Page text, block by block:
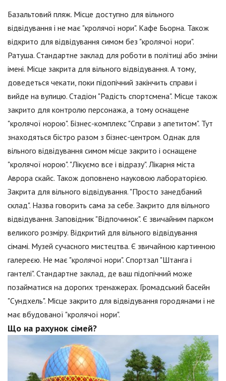
Базальтовий пляж. Місце доступно для вільного
відвідування і не має "кролячої нори". Кафе Бьорна. Також
відкрито для відвідування симом без "кролячої нори".
Ратуша. Стандартне заклад для роботи в політиці або зміни
імені. Місце закрита для вільного відвідування. А тому,
доведеться чекати, поки підопічний закінчить справи і
вийде на вулицю. Стадіон "Радість спортсмена". Місце також
закрито для контролю персонажа, а тому оснащене
"кролячої норою". Бізнес-комплекс "Справи з апетитом". Тут
знаходяться бістро разом з бізнес-центром. Однак для
вільного відвідування симом місце закрито і оснащене
"кролячої норою". "Лікуємо все і відразу". Лікарня міста
Аврора скайс. Також доповнено науковою лабораторією.
Закрита для вільного відвідування. "Просто занедбаний
склад". Назва говорить сама за себе. Закрито для вільного
відвідування. Заповідник "Відпочинок". Є звичайним парком
великого розміру. Відкритий для вільного відвідування
сімамі. Музей сучасного мистецтва. Є звичайною картинною
галереєю. Не має "кролячої нори". Спортзал "Штанга і
гантелі". Стандартне заклад, де ваш підопічний може
позайматися на дорогих тренажерах. Громадський басейн
"Сундхель". Місце закрито для відвідування городянами і не
має вбудованої "кролячої нори".
Що на рахунок сімей?